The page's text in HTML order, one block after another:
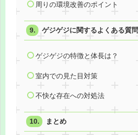
周りの環境改善のポイント
ゲジゲジに関するよくある質問
ゲジゲジの特徴と体長は？
室内での見た目対策
不快な存在への対処法
まとめ